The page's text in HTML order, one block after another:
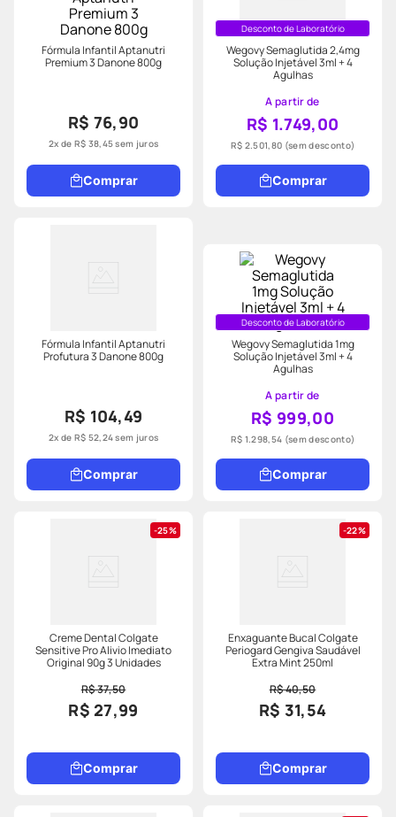
Fórmula Infantil Aptanutri
Premium 3 Danone 800g
R$ 76,90
2x de R$ 38,45sem juros
Comprar
Desconto de Laboratório
Wegovy Semaglutida 2,4mg
Solução Injetável 3ml + 4
Agulhas
A partir de
R$ 1.749,00
R$ 2.501,80 (sem desconto)
Comprar
Fórmula Infantil Aptanutri
Profutura 3 Danone 800g
R$ 104,49
2x de R$ 52,24sem juros
Comprar
Desconto de Laboratório
Wegovy Semaglutida 1mg
Solução Injetável 3ml + 4
Agulhas
A partir de
R$ 999,00
R$ 1.298,54 (sem desconto)
Comprar
25%
Creme Dental Colgate
Sensitive Pro Alivio Imediato
Original 90g 3 Unidades
R$ 37,50
R$ 27,99
Comprar
22%
Enxaguante Bucal Colgate
Periogard Gengiva Saudável
Extra Mint 250ml
R$ 40,50
R$ 31,54
Comprar